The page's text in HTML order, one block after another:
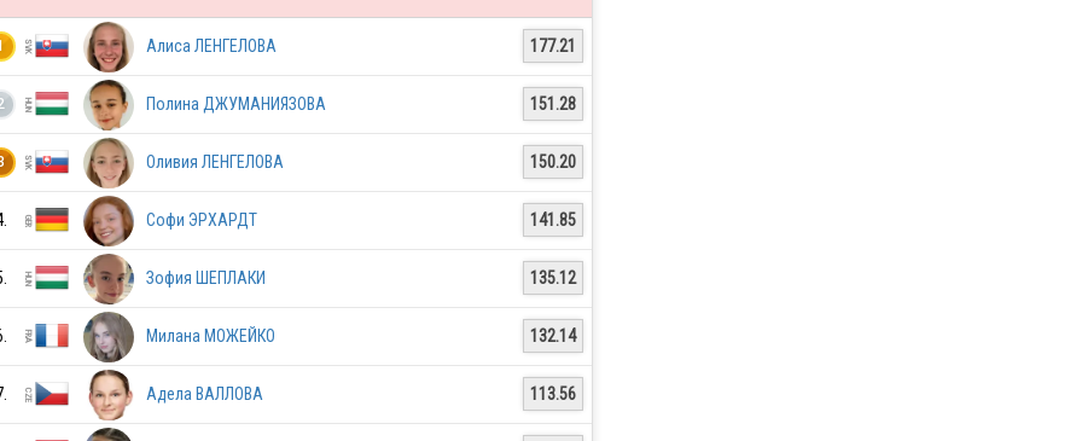
SWE
Алиса ЛЕНГЕЛОВА 177.21
Полина ДЖУМАНИЯЗОВА 151.28
Оливия ЛЕНГЕЛОВА 150.20
Софи ЭРХАРДТ 141.85
Зофия ШЕПЛАКИ 135.12
Милана МОЖЕЙКО 132.14
Адела ВАЛЛОВА 113.56